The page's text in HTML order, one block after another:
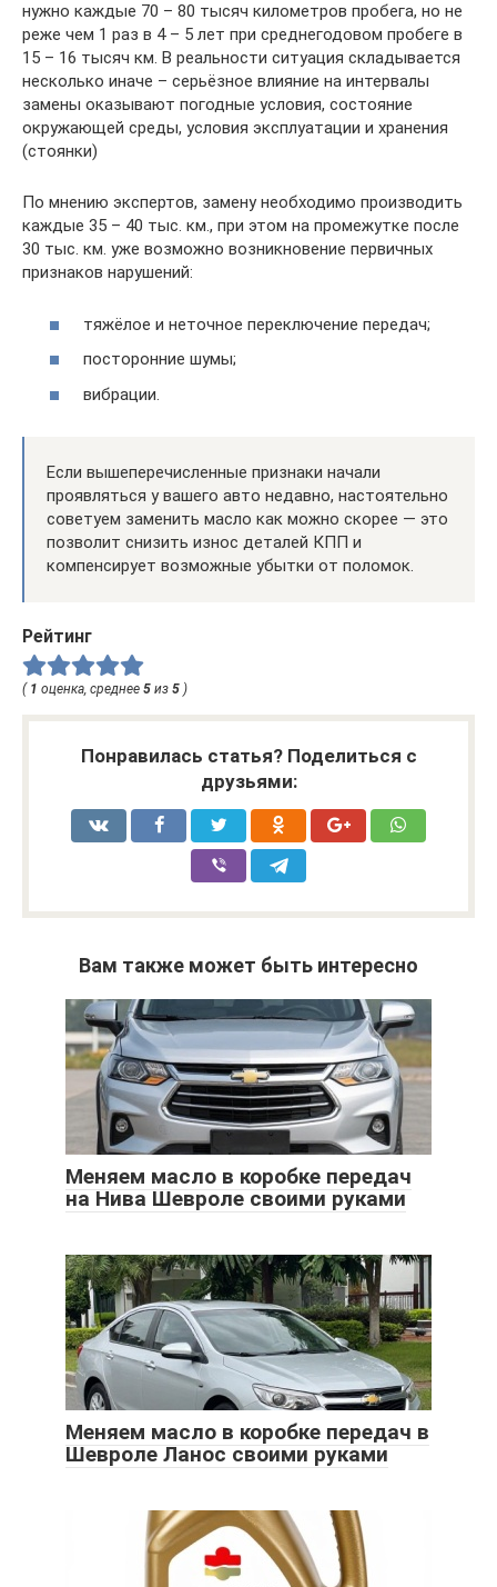
нужно каждые 70 – 80 тысяч километров пробега, но не
реже чем 1 раз в 4 – 5 лет при среднегодовом пробеге в
15 – 16 тысяч км. В реальности ситуация складывается
несколько иначе – серьёзное влияние на интервалы
замены оказывают погодные условия, состояние
окружающей среды, условия эксплуатации и хранения
(стоянки)
По мнению экспертов, замену необходимо производить
каждые 35 – 40 тыс. км., при этом на промежутке после
30 тыс. км. уже возможно возникновение первичных
признаков нарушений:
тяжёлое и неточное переключение передач;
посторонние шумы;
вибрации.
Если вышеперечисленные признаки начали
проявляться у вашего авто недавно, настоятельно
советуем заменить масло как можно скорее — это
позволит снизить износ деталей КПП и
компенсирует возможные убытки от поломок.
Рейтинг
( 1 оценка, среднее 5 из 5 )
Понравилась статья? Поделиться с
друзьями:
Вам также может быть интересно
Меняем масло в коробке передач
на Нива Шевроле своими руками
Меняем масло в коробке передач в
Шевроле Ланос своими руками